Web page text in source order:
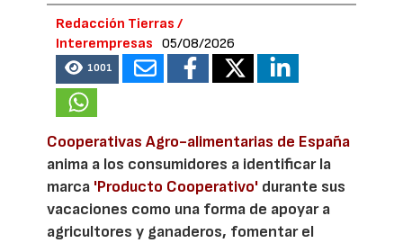
Redacción Tierras /
Interempresas
05/08/2026
1001
Cooperativas Agro-alimentarias de España
anima a los consumidores a identificar la
marca 'Producto Cooperativo' durante sus
vacaciones como una forma de apoyar a
agricultores y ganaderos, fomentar el